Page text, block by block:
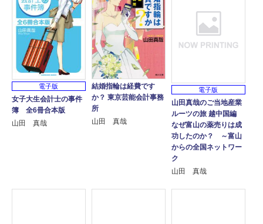
電子版
女子大生会計士の事件
簿 全6冊合本版
山田 真哉
結婚指輪は経費です
か？ 東京芸能会計事務
所
山田 真哉
電子版
山田真哉のご当地産業
ルーツの旅 越中国編
なぜ富山の薬売りは成
功したのか？ ～富山
からの全国ネットワー
ク
山田 真哉